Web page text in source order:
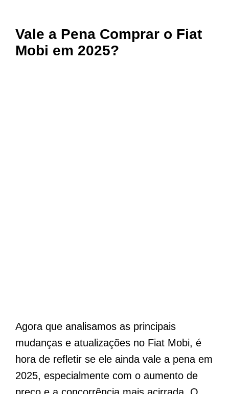
Vale a Pena Comprar o Fiat
Mobi em 2025?
Agora que analisamos as principais
mudanças e atualizações no Fiat Mobi, é
hora de refletir se ele ainda vale a pena em
2025, especialmente com o aumento de